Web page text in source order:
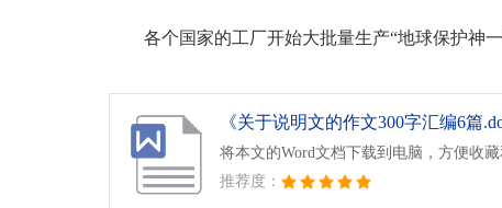
各个国家的工厂开始大批量生产“地球保护神
《关于说明文的作文300字汇编6篇
将本文的Word文档下载到电脑，方便收
推荐度：